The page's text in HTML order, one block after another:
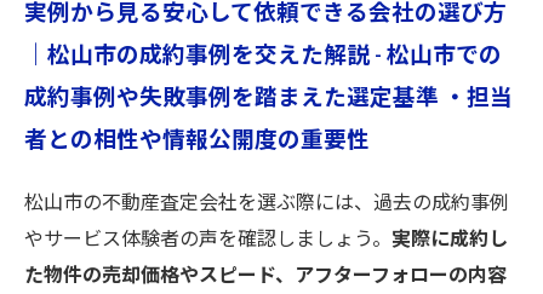
実例から見る安心して依頼できる会社の選び方
｜松山市の成約事例を交えた解説 - 松山市での
成約事例や失敗事例を踏まえた選定基準 ・担当
者との相性や情報公開度の重要性
松山市の不動産査定会社を選ぶ際には、過去の成約事例
やサービス体験者の声を確認しましょう。 実際に成約し
た物件の売却価格やスピード、アフターフォローの内容